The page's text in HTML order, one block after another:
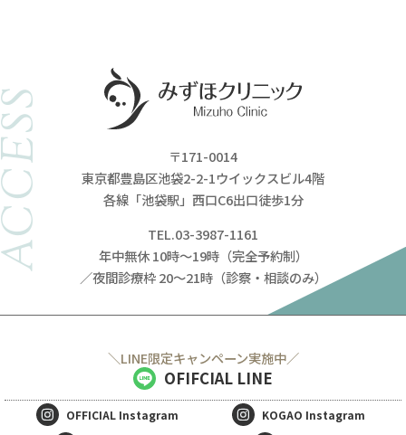
〒171-0014
東京都豊島区池袋2-2-1ウイックスビル4階
各線「池袋駅」西口C6出口徒歩1分
TEL.03-3987-1161
年中無休 10時～19時（完全予約制）
／夜間診療枠 20～21時（診察・相談のみ）
＼LINE限定キャンペーン実施中／
OFIFCIAL LINE
OFFICIAL Instagram KOGAO Instagram